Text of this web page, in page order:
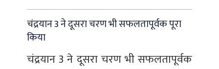
चंद्रयान 3 ने दूसरा चरण भी सफलतापूर्वक पूरा
किया
चंद्रयान 3 ने दूसरा चरण भी सफलतापूर्वक